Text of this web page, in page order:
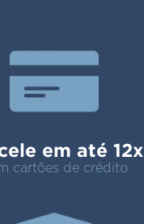
em até 12x
cartões de crédito